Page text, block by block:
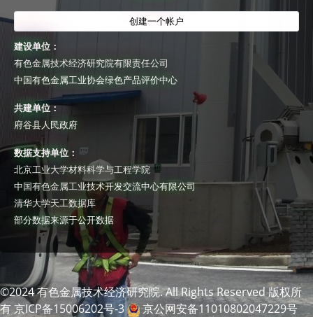
创建一个帐户
建设单位：
有色金属技术经济研究院有限责任公司
中国有色金属工业协会绿色产品评价中心
共建单位：
府谷县人民政府
数据支持单位：
北京工业大学材料科学与工程学院
中国有色金属工业技术开发交流中心有限公司
清华大学天工数据库
部分数据来源于公开数据
©2024 有色金属技术经济研究院. All Rights Reserved 版权所
有 京ICP备15006202号-3
京公网安备11010802047229号